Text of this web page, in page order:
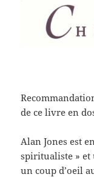
de ce livre en
Alan Jones est
spiritualiste » et
un coup d’oeil